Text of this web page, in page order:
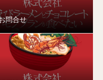
問合せ